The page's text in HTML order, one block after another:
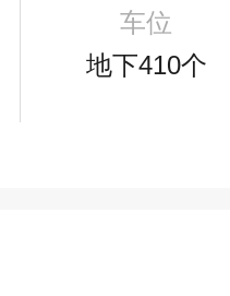
车位
地下410个